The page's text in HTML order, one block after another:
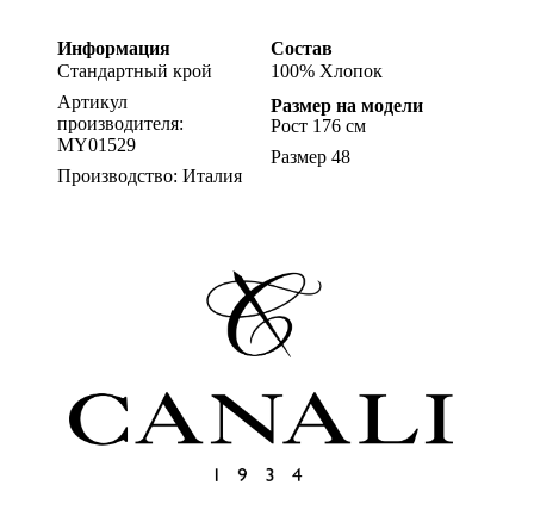
Информация
Стандартный крой
Артикул
производителя:
MY01529
Производство: Италия
Состав
100% Хлопок
Размер на модели
Рост 176 см
Размер 48